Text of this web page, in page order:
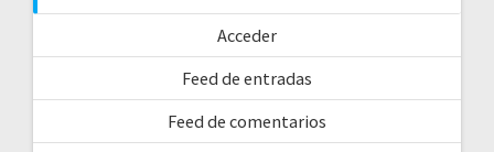
Acceder
Feed de entradas
Feed de comentarios